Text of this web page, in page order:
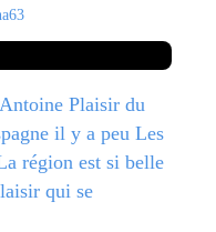
Plaisir du
il y a peu Les
région est si belle
qui se